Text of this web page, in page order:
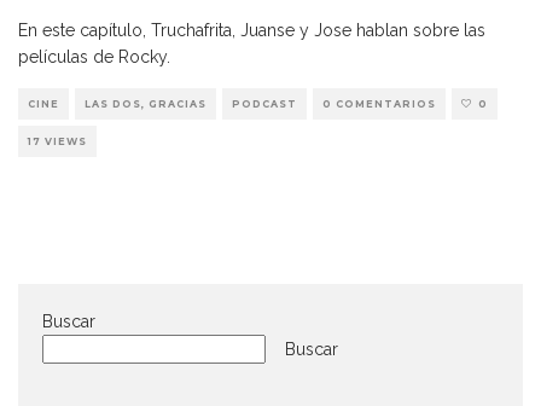
En este capítulo, Truchafrita, Juanse y Jose hablan sobre las
películas de Rocky.
CINE LAS DOS, GRACIAS PODCAST 0 COMENTARIOS 0
17 VIEWS
Buscar
Buscar